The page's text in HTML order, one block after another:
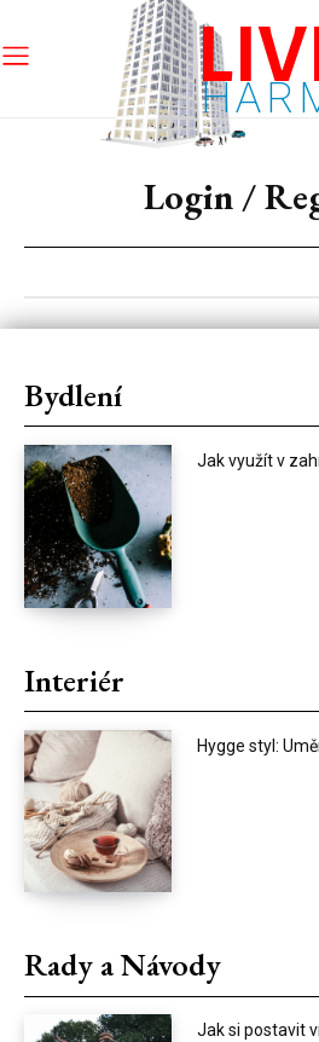
Login /
Bydlení
Jak využít v
Interiér
Hygge styl:
Rady a Návody
Jak si postavit